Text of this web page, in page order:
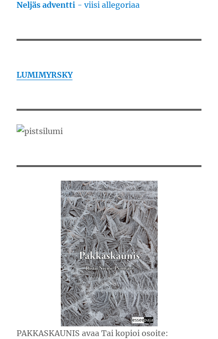
Neljäs adventti - viisi allegoriaa
LUMIMYRSKY
PAKKASKAUNIS avaa Tai kopioi osoite: